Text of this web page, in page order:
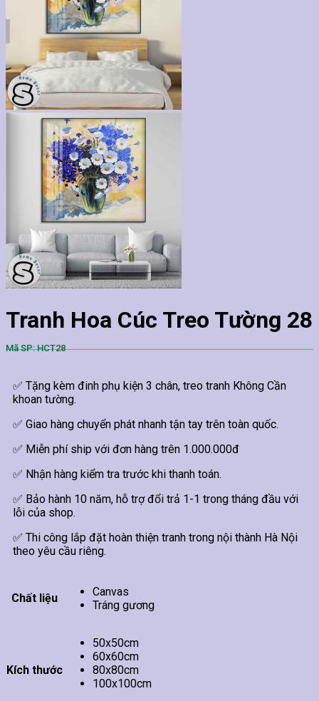
Tranh Hoa Cúc Treo Tường 28
Mã SP: HCT28
✅ Tặng kèm đinh phụ kiện 3 chân, treo tranh Không Cần
khoan tường.
✅ Giao hàng chuyển phát nhanh tận tay trên toàn quốc.
✅ Miễn phí ship với đơn hàng trên 1.000.000đ
✅ Nhận hàng kiểm tra trước khi thanh toán.
✅ Bảo hành 10 năm, hỗ trợ đổi trả 1-1 trong tháng đầu với
lỗi của shop.
✅ Thi công lắp đặt hoàn thiện tranh trong nội thành Hà Nội
theo yêu cầu riêng.
Chất liệu
Canvas
Tráng gương
Kích thước
50x50cm
60x60cm
80x80cm
100x100cm